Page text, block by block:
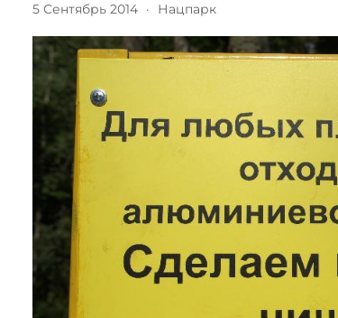
5 Сентябрь 2014 · Нацпарк